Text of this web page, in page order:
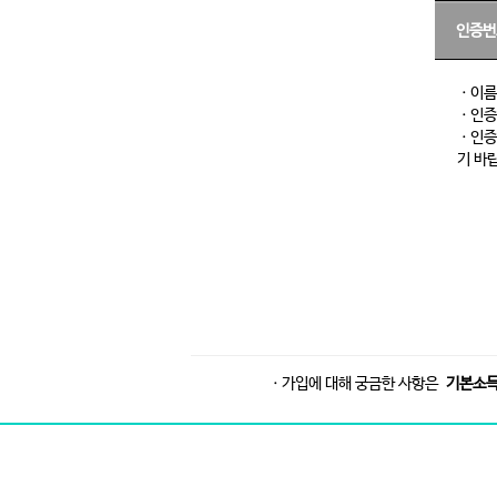
ㆍ가입에 대해 궁금한 사항은 기본소